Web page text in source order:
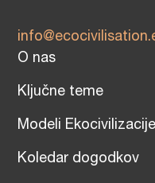
O nas
Ključne teme
Modeli Ekocivilizacije
Koledar dogodkov